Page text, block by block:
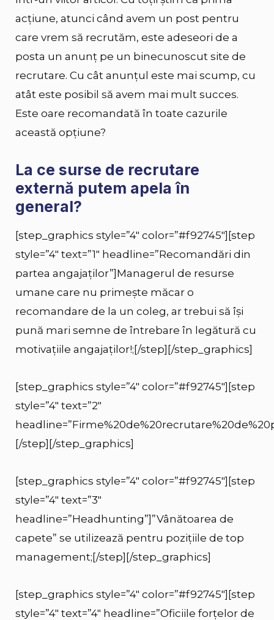
acțiune, atunci când avem un post pentru
care vrem să recrutăm, este adeseori de a
posta un anunț pe un binecunoscut site de
recrutare. Cu cât anunțul este mai scump, cu
atât este posibil să avem mai mult succes.
Este oare recomandată în toate cazurile
această opțiune?
La ce surse de recrutare
externă putem apela în
general?
[step_graphics style=”4″ color=”#f92745″][step
style=”4″ text=”1″ headline=”Recomandări din
partea angajaților”]Managerul de resurse
umane care nu primește măcar o
recomandare de la un coleg, ar trebui să își
pună mari semne de întrebare în legătură cu
motivațiile angajaților!;[/step][/step_graphics]
[step_graphics style=”4″ color=”#f92745″][step
style=”4″ text=”2″
[/step][/step_graphics]
[step_graphics style=”4″ color=”#f92745″][step
style=”4″ text=”3″
headline=”Headhunting”]”Vânătoarea de
capete” se utilizează pentru pozițiile de top
management;[/step][/step_graphics]
[step_graphics style=”4″ color=”#f92745″][step
style=”4″ text=”4″ headline=”Oficiile forțelor de